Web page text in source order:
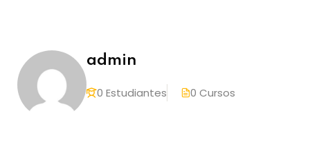
admin
0 Estudiantes 0 Cursos